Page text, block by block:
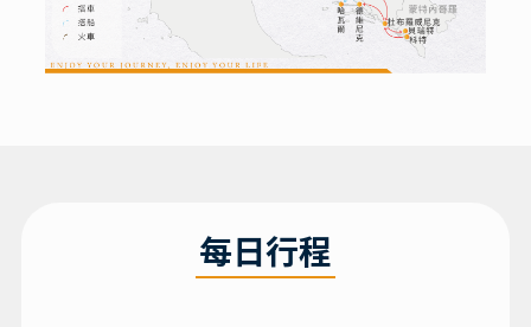
每日行程